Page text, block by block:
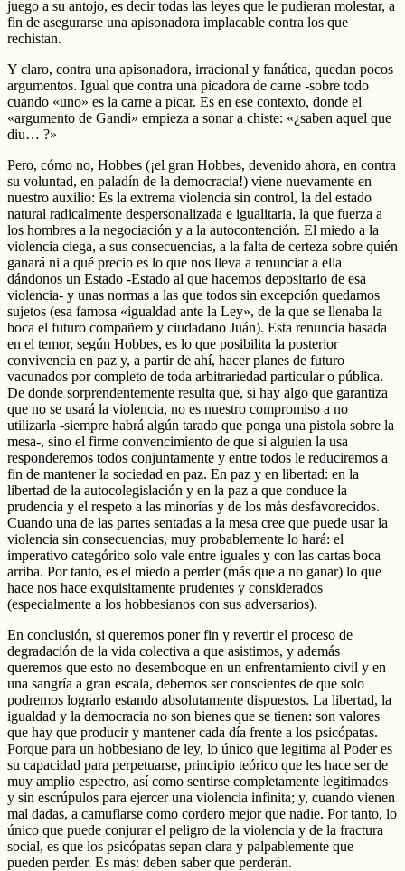
juego a su antojo, es decir todas las leyes que le pudieran molestar, a
fin de asegurarse una apisonadora implacable contra los que
rechistan.
Y claro, contra una apisonadora, irracional y fanática, quedan pocos
argumentos. Igual que contra una picadora de carne -sobre todo
cuando «uno» es la carne a picar. Es en ese contexto, donde el
«argumento de Gandi» empieza a sonar a chiste: «¿saben aquel que
diu… ?»
Pero, cómo no, Hobbes (¡el gran Hobbes, devenido ahora, en contra
su voluntad, en paladín de la democracia!) viene nuevamente en
nuestro auxilio: Es la extrema violencia sin control, la del estado
natural radicalmente despersonalizada e igualitaria, la que fuerza a
los hombres a la negociación y a la autocontención. El miedo a la
violencia ciega, a sus consecuencias, a la falta de certeza sobre quién
ganará ni a qué precio es lo que nos lleva a renunciar a ella
dándonos un Estado -Estado al que hacemos depositario de esa
violencia- y unas normas a las que todos sin excepción quedamos
sujetos (esa famosa «igualdad ante la Ley», de la que se llenaba la
boca el futuro compañero y ciudadano Juán). Esta renuncia basada
en el temor, según Hobbes, es lo que posibilita la posterior
convivencia en paz y, a partir de ahí, hacer planes de futuro
vacunados por completo de toda arbitrariedad particular o pública.
De donde sorprendentemente resulta que, si hay algo que garantiza
que no se usará la violencia, no es nuestro compromiso a no
utilizarla -siempre habrá algún tarado que ponga una pistola sobre la
mesa-, sino el firme convencimiento de que si alguien la usa
responderemos todos conjuntamente y entre todos le reduciremos a
fin de mantener la sociedad en paz. En paz y en libertad: en la
libertad de la autocolegislación y en la paz a que conduce la
prudencia y el respeto a las minorías y de los más desfavorecidos.
Cuando una de las partes sentadas a la mesa cree que puede usar la
violencia sin consecuencias, muy probablemente lo hará: el
imperativo categórico solo vale entre iguales y con las cartas boca
arriba. Por tanto, es el miedo a perder (más que a no ganar) lo que
hace nos hace exquisitamente prudentes y considerados
(especialmente a los hobbesianos con sus adversarios).
En conclusión, si queremos poner fin y revertir el proceso de
degradación de la vida colectiva a que asistimos, y además
queremos que esto no desemboque en un enfrentamiento civil y en
una sangría a gran escala, debemos ser conscientes de que solo
podremos lograrlo estando absolutamente dispuestos. La libertad, la
igualdad y la democracia no son bienes que se tienen: son valores
que hay que producir y mantener cada día frente a los psicópatas.
Porque para un hobbesiano de ley, lo único que legitima al Poder es
su capacidad para perpetuarse, principio teórico que les hace ser de
muy amplio espectro, así como sentirse completamente legitimados
y sin escrúpulos para ejercer una violencia infinita; y, cuando vienen
mal dadas, a camuflarse como cordero mejor que nadie. Por tanto, lo
único que puede conjurar el peligro de la violencia y de la fractura
social, es que los psicópatas sepan clara y palpablemente que
pueden perder. Es más: deben saber que perderán.